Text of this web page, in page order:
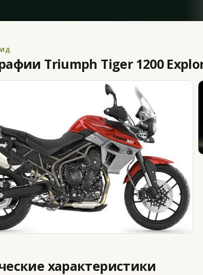
Triumph Tiger 1200
характеристики